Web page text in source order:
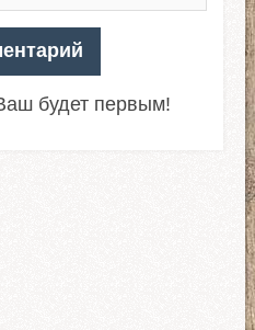
будет первым!